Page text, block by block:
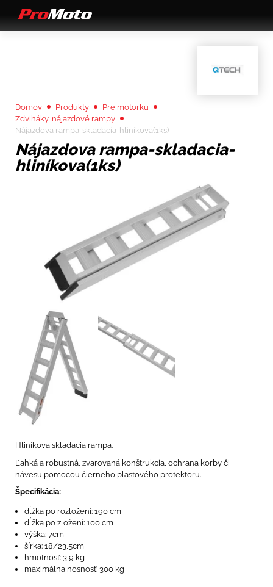
Domov Produkty
Pre motorku
Zdviháky, nájazdové rampy
Nájazdova rampa-skladacia-hliníkova(1ks)
Nájazdova rampa-skladacia-
hliníkova(1ks)
Hliníkova skladacia rampa.
Ľahká a robustná, zvarovaná konštrukcia, ochrana korby či
návesu pomocou čierneho plastového protektoru.
Špecifikácia:
dĺžka po rozložení: 190 cm
dĺžka po zložení: 100 cm
výška: 7cm
šírka: 18/23,5cm
hmotnosť: 3,9 kg
maximálna nosnosť: 300 kg